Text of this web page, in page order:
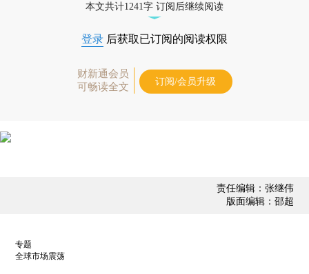
本文共计1241字 订阅后继续阅读
登录 后获取已订阅的阅读权限
财新通会员
可畅读全文
订阅/会员升级
责任编辑：张继伟
版面编辑：邵超
专题
全球市场震荡